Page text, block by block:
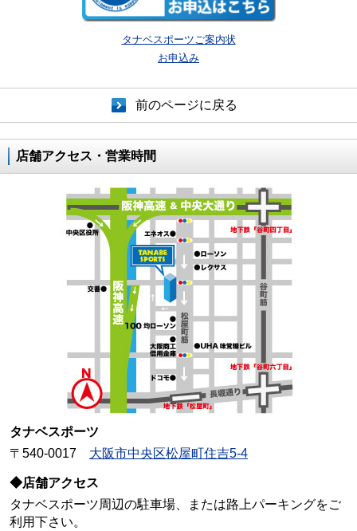
タナベスポーツご案内状
お申込み
前のページに戻る
店舗アクセス・営業時間
タナベスポーツ
〒540-0017 大阪市中央区松屋町住吉5-4
◆店舗アクセス
タナベスポーツ周辺の駐車場、または路上パーキングをご
利用下さい。